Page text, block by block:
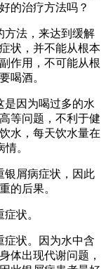
的治疗方法吗？
方法，来达到缓解
状，并不能从根本
作用，不可能从根
喝酒。
是因为喝过多的水
等问题，不利于健
水，每天饮水量在
。
银屑病症状，因此
的后果。
状。
症状。因为水中含
体出现代谢问题，